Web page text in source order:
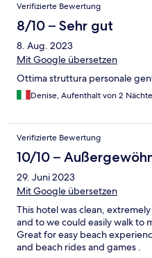
Verifizierte Bewertung
8/10 – Sehr gut
8. Aug. 2023
Mit Google übersetzen
Ottima struttura personale
Denise, Aufenthalt von 2
Verifizierte Bewertung
10/10 –
29. Juni 2023
Mit Google übersetzen
This hotel was clean,
and to we could easily walk to
Great for easy beach
and beach rides and games .